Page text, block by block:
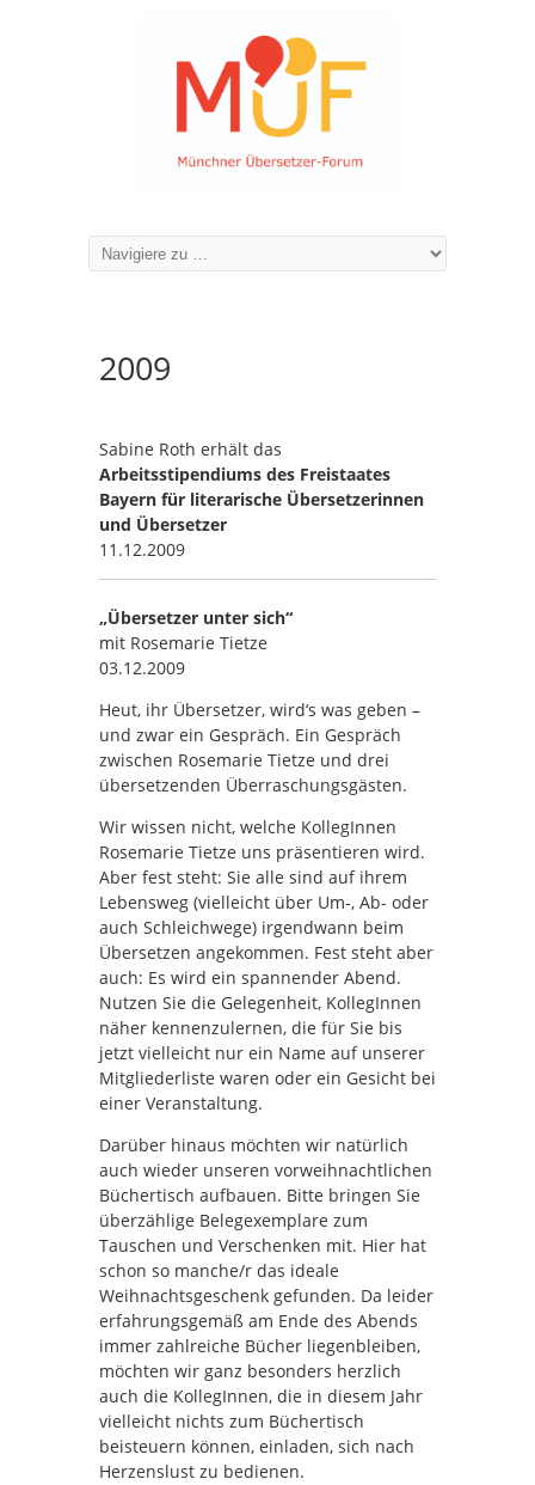
2009
Sabine Roth erhält das
Arbeitsstipendiums des Freistaates
Bayern für literarische Übersetzerinnen
und Übersetzer
11.12.2009
„Übersetzer unter sich“
mit Rosemarie Tietze
03.12.2009
Heut, ihr Übersetzer, wird‘s was geben –
und zwar ein Gespräch. Ein Gespräch
zwischen Rosemarie Tietze und drei
übersetzenden Überraschungsgästen.
Wir wissen nicht, welche KollegInnen
Rosemarie Tietze uns präsentieren wird.
Aber fest steht: Sie alle sind auf ihrem
Lebensweg (vielleicht über Um-, Ab- oder
auch Schleichwege) irgendwann beim
Übersetzen angekommen. Fest steht aber
auch: Es wird ein spannender Abend.
Nutzen Sie die Gelegenheit, KollegInnen
näher kennenzulernen, die für Sie bis
jetzt vielleicht nur ein Name auf unserer
Mitgliederliste waren oder ein Gesicht bei
einer Veranstaltung.
Darüber hinaus möchten wir natürlich
auch wieder unseren vorweihnachtlichen
Büchertisch aufbauen. Bitte bringen Sie
überzählige Belegexemplare zum
Tauschen und Verschenken mit. Hier hat
schon so manche/r das ideale
Weihnachtsgeschenk gefunden. Da leider
erfahrungsgemäß am Ende des Abends
immer zahlreiche Bücher liegenbleiben,
möchten wir ganz besonders herzlich
auch die KollegInnen, die in diesem Jahr
vielleicht nichts zum Büchertisch
beisteuern können, einladen, sich nach
Herzenslust zu bedienen.